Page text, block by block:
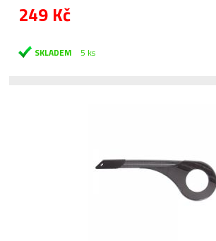
249 Kč
SKLADEM 5 ks